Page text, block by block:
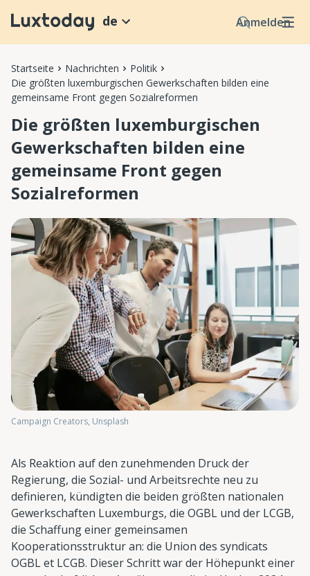
Anmelden
de
Startseite Nachrichten
Politik
Die größten luxemburgischen Gewerkschaften bilden eine
gemeinsame Front gegen Sozialreformen
Die größten luxemburgischen
Gewerkschaften bilden eine
gemeinsame Front gegen
Sozialreformen
Campaign Creators, Unsplash
Als Reaktion auf den zunehmenden Druck der
Regierung, die Sozial- und Arbeitsrechte neu zu
definieren, kündigten die beiden größten nationalen
Gewerkschaften Luxemburgs, die OGBL und der LCGB,
die Schaffung einer gemeinsamen
Kooperationsstruktur an: die Union des syndicats
OGBL et LCGB. Dieser Schritt war der Höhepunkt einer